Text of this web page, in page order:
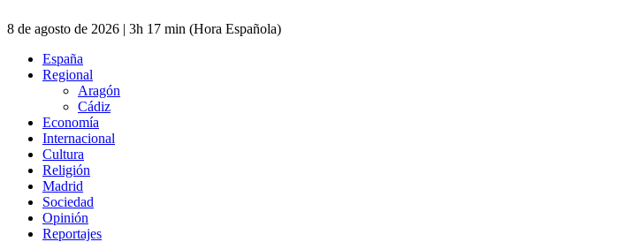
8 de agosto de 2026 | 3h 17 min (Hora Española)
España
Regional
Aragón
Cádiz
Economía
Internacional
Cultura
Religión
Madrid
Sociedad
Opinión
Reportajes